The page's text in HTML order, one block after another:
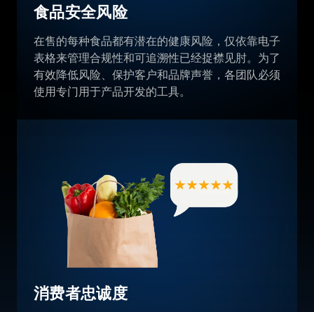
食品安全风险
在售的每种食品都有潜在的健康风险，仅依靠电子
表格来管理合规性和可追溯性已经捉襟见肘。为了
有效降低风险、保护客户和品牌声誉，各团队必须
使用专门用于产品开发的工具。
消费者忠诚度